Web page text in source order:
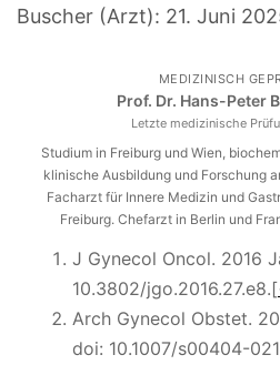
Buscher (Arzt): 21. Juni
MEDIZINISCH
Prof. Dr. Hans-Peter
Letzte medizinische
Studium in Freiburg und Wien,
klinische Ausbildung und Forschung
Facharzt für Innere Medizin und
Freiburg. Chefarzt in Berlin und
J Gynecol Oncol. 2016
10.3802/jgo.2016.27.e8.[
Arch Gynecol Obstet.
doi: 10.1007/s00404-